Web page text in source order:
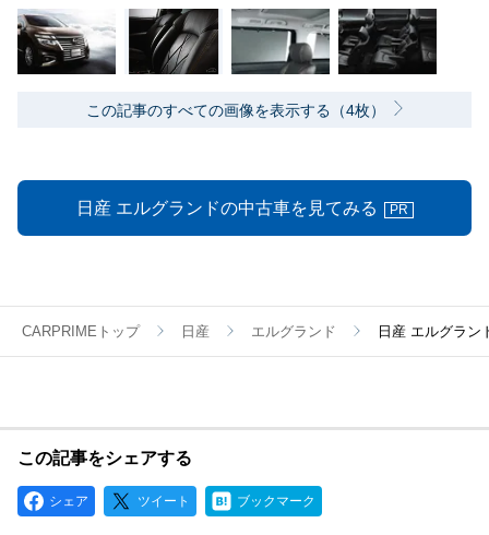
この記事のすべての画像を表示する（4枚）
日産 エルグランドの中古車を見てみる PR
CARPRIMEトップ 日産 エルグランド 日産 エルグラン
この記事をシェアする
シェア ツイート ブックマーク